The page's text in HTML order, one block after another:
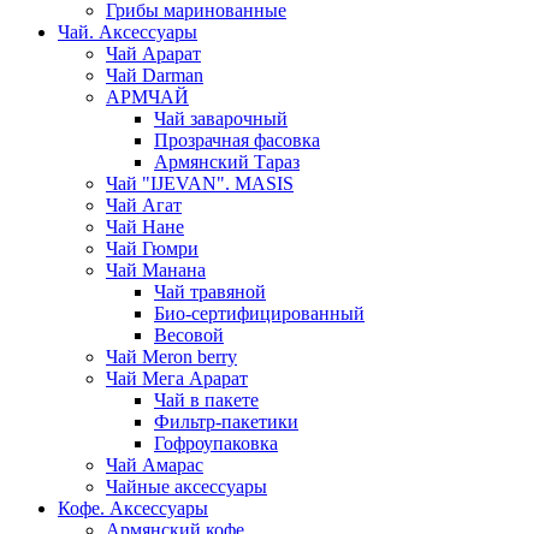
Грибы маринованные
Чай. Аксессуары
Чай Арарат
Чай Darman
АРМЧАЙ
Чай заварочный
Прозрачная фасовка
Армянский Тараз
Чай "IJEVAN". MASIS
Чай Агат
Чай Нане
Чай Гюмри
Чай Манана
Чай травяной
Био-сертифицированный
Весовой
Чай Meron berry
Чай Мега Арарат
Чай в пакете
Фильтр-пакетики
Гофроупаковка
Чай Амарас
Чайные аксессуары
Кофе. Аксессуары
Армянский кофе